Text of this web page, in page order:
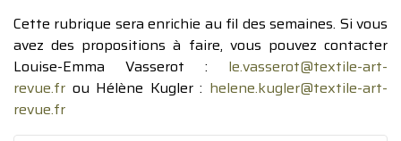
Cette rubrique sera enrichie au fil des semaines. Si vous
avez des propositions à faire, vous pouvez contacter
Louise-Emma Vasserot : le.vasserot@textile-art-
revue.fr ou Hélène Kugler : helene.kugler@textile-art-
revue.fr